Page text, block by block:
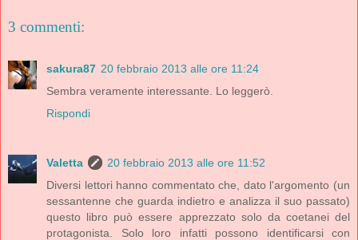
3 commenti:
sakura87 20 febbraio 2013 alle ore 11:24
Sembra veramente interessante. Lo leggerò.
Rispondi
Valetta
20 febbraio 2013 alle ore 11:52
Diversi lettori hanno commentato che, dato l'argomento (un
sessantenne che guarda indietro e analizza il suo passato)
questo libro può essere apprezzato solo da coetanei del
protagonista. Solo loro infatti possono identificarsi con